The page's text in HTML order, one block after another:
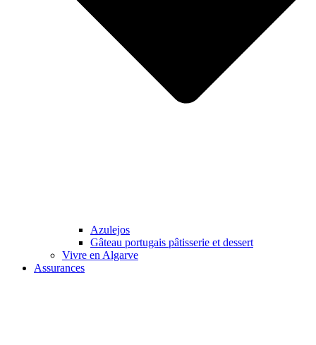
Azulejos
Gâteau portugais pâtisserie et dessert
Vivre en Algarve
Assurances